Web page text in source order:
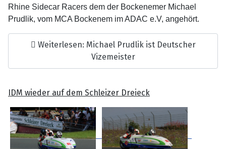
Rhine Sidecar Racers dem der Bockenemer Michael
Prudlik, vom MCA Bockenem im ADAC e.V, angehört.
Weiterlesen: Michael Prudlik ist Deutscher
Vizemeister
IDM wieder auf dem Schleizer Dreieck